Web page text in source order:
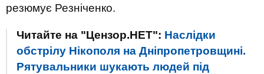
резюмує Резніченко.
Читайте на "Цензор.НЕТ": Наслідки
обстрілу Нікополя на Дніпропетровщині.
Рятувальники шукають людей під